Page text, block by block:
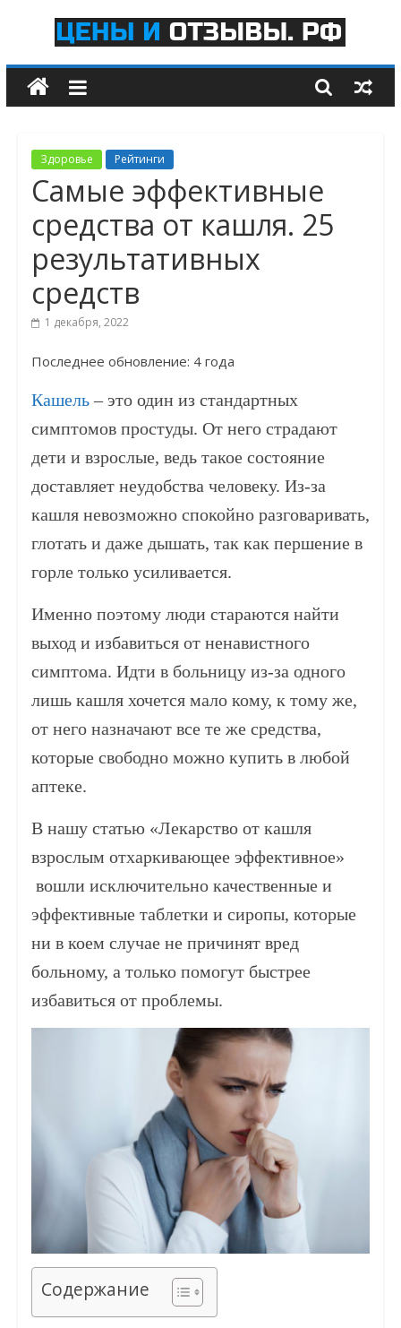
content
Цены
и
отзывы.рф
Рейтинги
Самых
Лучших
Товаров
Услуг
Здоровье Рейтинги
Самые эффективные
средства от кашля. 25
результативных
средств
1 декабря, 2022
Последнее обновление: 4 года
Кашель– это один из стандартных
симптомов простуды. От него страдают
дети и взрослые, ведь такое состояние
доставляет неудобства человеку. Из-за
кашля невозможно спокойно разговаривать,
глотать и даже дышать, так как першение в
горле только усиливается.
Именно поэтому люди стараются найти
выход и избавиться от ненавистного
симптома. Идти в больницу из-за одного
лишь кашля хочется мало кому, к тому же,
от него назначают все те же средства,
которые свободно можно купить в любой
аптеке.
В нашу статью «Лекарство от кашля
взрослым отхаркивающее эффективное»
вошли исключительно качественные и
эффективные таблетки и сиропы, которые
ни в коем случае не причинят вред
больному, а только помогут быстрее
избавиться от проблемы.
Содержание